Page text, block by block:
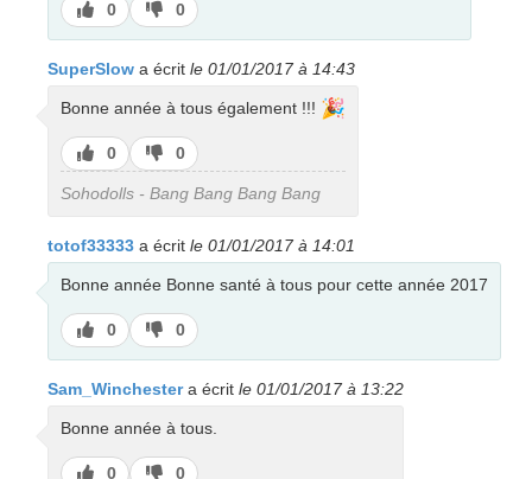
J’aime
0
J’aime
pas
0
SuperSlow a écrit le 01/01/2017 à 14:43
Bonne année à tous également !!! 🎉
J’aime
0
J’aime
pas
0
Sohodolls - Bang Bang Bang Bang
totof33333 a écrit le 01/01/2017 à 14:01
Bonne année Bonne santé à tous pour cette année 2017
J’aime
0
J’aime
pas
0
Sam_Winchestera écrit le 01/01/2017 à 13:22
Bonne année à tous.
J’aime
0
J’aime
0